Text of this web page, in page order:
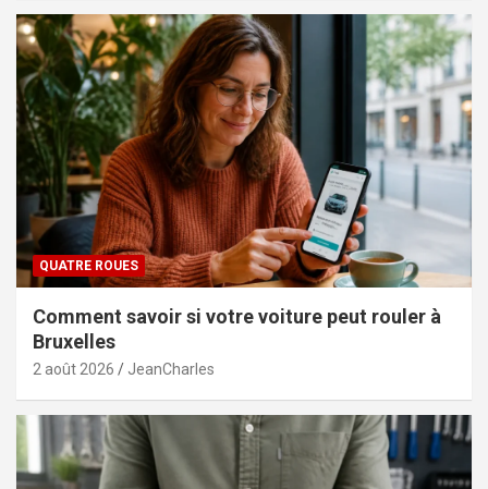
QUATRE ROUES
Comment savoir si votre voiture peut rouler à
Bruxelles
2 août 2026 JeanCharles